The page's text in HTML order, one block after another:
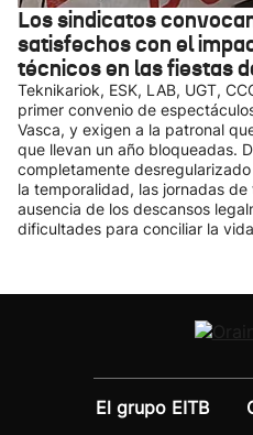
Los sindicatos
satisfechos con el
técnicos en las fiestas
Teknikariok, ESK, LAB, UGT,
primer convenio de
Vasca, y exigen a la patronal
que llevan un año bloqueadas.
completamente
la temporalidad, las jornadas
ausencia de los descansos
dificultades para conciliar la
El grupo EITB